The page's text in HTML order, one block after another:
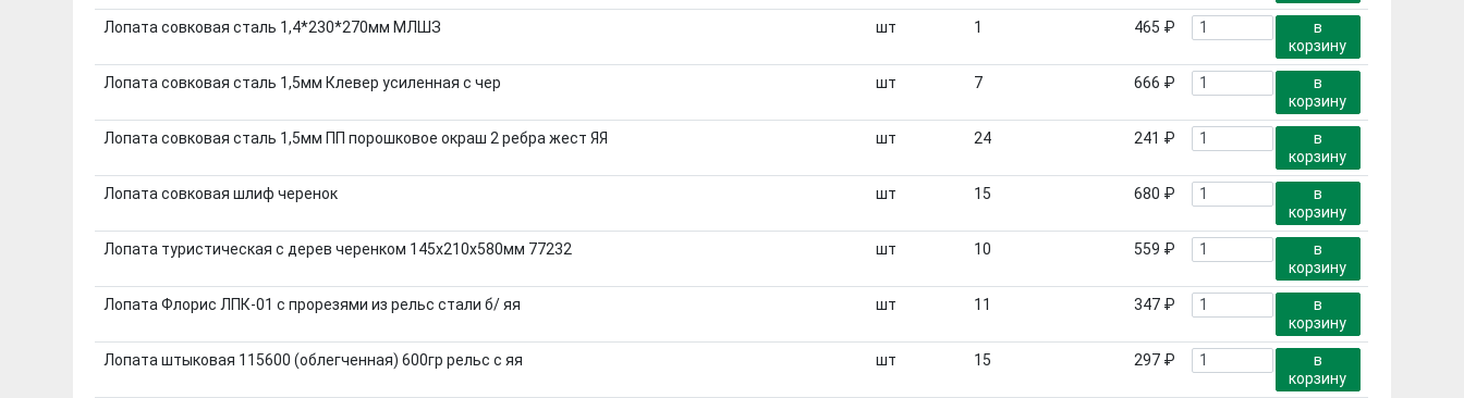
Лопата совковая сталь 1,4*230*270мм МЛШЗ шт 1 465 ₽
в
корзину
Лопата совковая сталь 1,5мм Клевер усиленная с чер шт 7 666 ₽
в
корзину
Лопата совковая сталь 1,5мм ПП порошковое окраш 2 ребра жест ЯЯ шт 24 241 ₽
в
корзину
Лопата совковая шлиф черенок шт 15 680 ₽
в
корзину
Лопата туристическая с дерев черенком 145х210х580мм 77232 шт 10 559 ₽
в
корзину
Лопата Флорис ЛПК-01 с прорезями из рельс стали б/ яя шт 11 347 ₽
в
корзину
Лопата штыковая 115600 (облегченная) 600гр рельс с яя шт 15 297 ₽
в
корзину